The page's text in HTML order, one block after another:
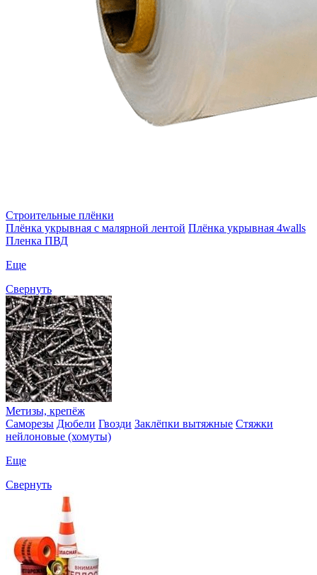
Строительные плёнки
Плёнка укрывная с малярной лентой Плёнка укрывная 4walls
Пленка ПВД
Еще
Свернуть
Метизы, крепёж
Саморезы Дюбели Гвозди Заклёпки вытяжные Стяжки
нейлоновые (хомуты)
Еще
Свернуть